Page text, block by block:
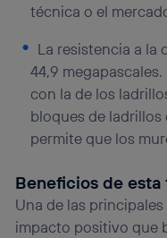
técnica o el
La resistencia a la
44,9
con la de los
bloques de ladrillos
permite que los
Beneficios de
Una de las
impacto positivo que